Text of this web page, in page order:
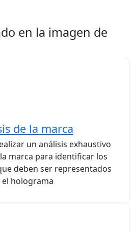
en la imagen de
de la marca
un análisis exhaustivo
marca para identificar los
deben ser representados
el holograma